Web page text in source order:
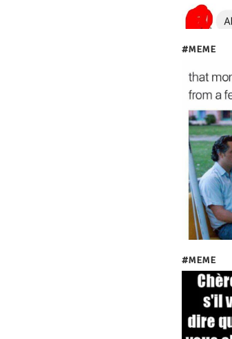
#MEME
#MEME